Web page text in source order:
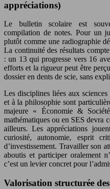
appréciations)
Le bulletin scolaire est
compilation de notes. Pour un
plutôt comme une radiographie
La continuité des résultats
: un 13 qui progresse vers 16
efforts et la rigueur peut être
dossier en dents de scie, sans
Les disciplines liées aux
et à la philosophie sont
majeure « Économie &
mathématiques ou en SES devra
ailleurs. Les appréciations
curiosité, autonomie, esprit
d’investissement. Travailler son
aboutis et participer oralement
c’est un levier concret pour
Valorisation structurée